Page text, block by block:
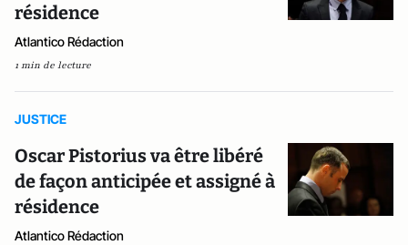
résidence
Atlantico Rédaction
1 min de lecture
JUSTICE
Oscar Pistorius va être libéré
de façon anticipée et assigné à
résidence
Atlantico Rédaction